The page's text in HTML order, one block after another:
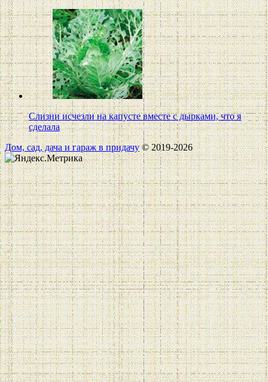
Слизни исчезли на капусте вместе с дырками, что я
сделала
Дом, сад, дача и гараж в придачу© 2019-2026